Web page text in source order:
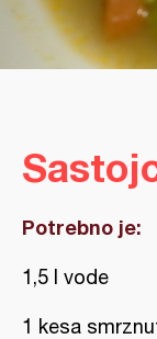
Potrebno je:
1,5 l vode
1 kesa